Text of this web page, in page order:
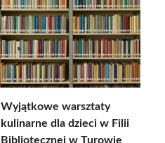
Wyjątkowe warsztaty
kulinarne dla dzieci w Filii
Bibliotecznej w Turowie